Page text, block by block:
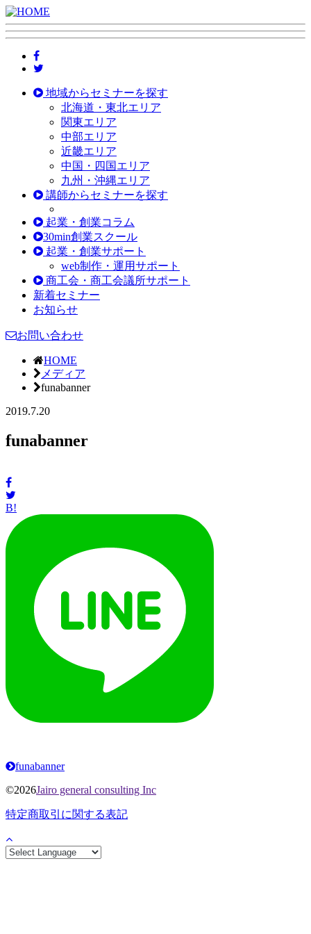
地域からセミナーを探す
北海道・東北エリア
関東エリア
中部エリア
近畿エリア
中国・四国エリア
九州・沖縄エリア
講師からセミナーを探す
起業・創業コラム
30min創業スクール
起業・創業サポート
web制作・運用サポート
商工会・商工会議所サポート
新着セミナー
お知らせ
お問い合わせ
HOME
メディア
funabanner
2019.7.20
funabanner
B!
funabanner
©2026Jairo general consulting Inc
特定商取引に関する表記